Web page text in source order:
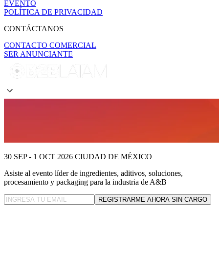
EVENTO
POLÍTICA DE PRIVACIDAD
CONTÁCTANOS
CONTACTO COMERCIAL
SER ANUNCIANTE
30 SEP - 1 OCT 2026 CIUDAD DE MÉXICO
Asiste al evento líderde ingredientes, aditivos, soluciones,
procesamiento y packaging para la industria de A&B
REGISTRARME AHORA SIN CARGO